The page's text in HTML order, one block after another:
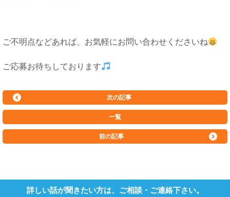
ご不明点などあれば、お気軽にお問い合わせくださいね
ご応募お待ちしております
次の記事
一覧
前の記事
詳しい話が聞きたい方は、ご相談・ご連絡下さい。